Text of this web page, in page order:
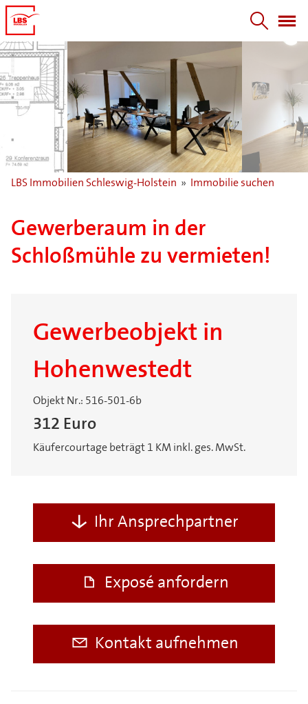
LBS Immobilien Schleswig-Holstein » Immobilie suchen
Gewerberaum in der
Schloßmühle zu vermieten!
Gewerbeobjekt in
Hohenwestedt
Objekt Nr.: 516-501-6b
312 Euro
Käufercourtage beträgt 1 KM inkl. ges. MwSt.
Ihr Ansprechpartner
Exposé anfordern
Kontakt aufnehmen